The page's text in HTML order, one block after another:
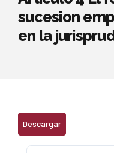
sucesion
en la
Descargar